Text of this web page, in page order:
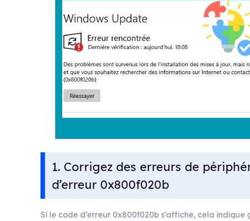
1. Corrigez des erreurs de
d’erreur 0x800f020b
Si le code d’erreur 0x800f020b s'affiche, cela